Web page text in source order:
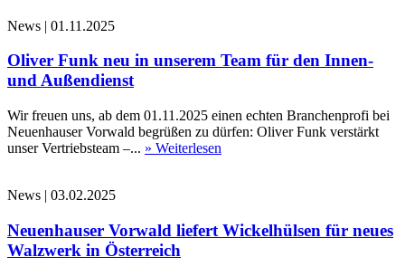
News | 01.11.2025
Oliver Funk neu in unserem Team für den Innen-
und Außendienst
Wir freuen uns, ab dem 01.11.2025 einen echten Branchenprofi bei
Neuenhauser Vorwald begrüßen zu dürfen: Oliver Funk verstärkt
unser Vertriebsteam –... » Weiterlesen
News | 03.02.2025
Neuenhauser Vorwald liefert Wickelhülsen für neues
Walzwerk in Österreich